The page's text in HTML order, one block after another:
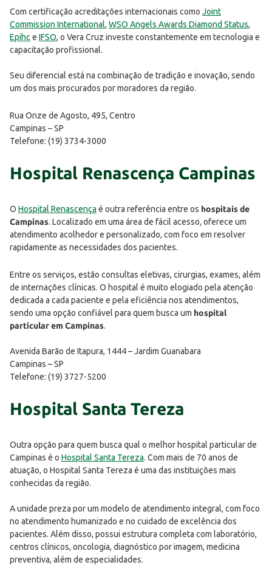
Com certificação acreditações internacionais como Joint
Commission International, WSO Angels Awards Diamond Status,
Epihc e IFSO, o Vera Cruz investe constantemente em tecnologia e
capacitação profissional.
Seu diferencial está na combinação de tradição e inovação, sendo
um dos mais procurados por moradores da região.
Rua Onze de Agosto, 495, Centro
Campinas – SP
Telefone: (19) 3734-3000
Hospital Renascença Campinas
O Hospital Renascença é outra referência entre os hospitais de
Campinas. Localizado em uma área de fácil acesso, oferece um
atendimento acolhedor e personalizado, com foco em resolver
rapidamente as necessidades dos pacientes.
Entre os serviços, estão consultas eletivas, cirurgias, exames, além
de internações clínicas. O hospital é muito elogiado pela atenção
dedicada a cada paciente e pela eficiência nos atendimentos,
sendo uma opção confiável para quem busca um hospital
particular em Campinas.
Avenida Barão de Itapura, 1444 – Jardim Guanabara
Campinas – SP
Telefone: (19) 3727-5200
Hospital Santa Tereza
Outra opção para quem busca qual o melhor hospital particular de
Campinas é o Hospital Santa Tereza. Com mais de 70 anos de
atuação, o Hospital Santa Tereza é uma das instituições mais
conhecidas da região.
A unidade preza por um modelo de atendimento integral, com foco
no atendimento humanizado e no cuidado de excelência dos
pacientes. Além disso, possui estrutura completa com laboratório,
centros clínicos, oncologia, diagnóstico por imagem, medicina
preventiva, além de especialidades.